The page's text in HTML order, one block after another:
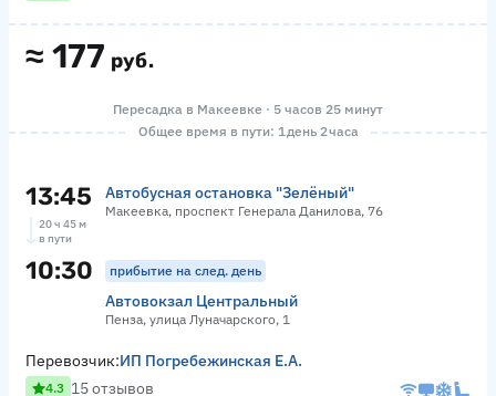
≈ 177 руб.
Пересадка в Макеевке · 5 часов 25 минут
Общее время в пути: 1 день 2 часа
13:45 Автобусная остановка "Зелёный"
Макеевка, проспект Генерала Данилова, 76
20 ч 45 м
в пути
10:30 прибытие на след. день
Автовокзал Центральный
Пенза, улица Луначарского, 1
Перевозчик:ИП Погребежинская Е.А.
4.3 15 отзывов